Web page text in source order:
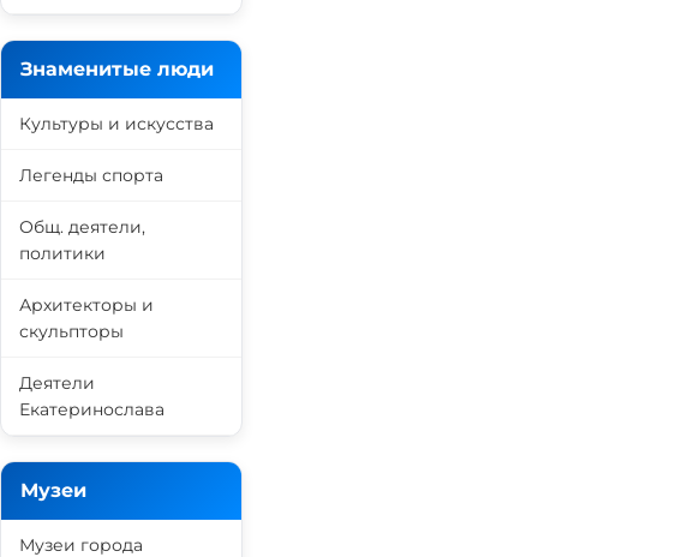
Знаменитые люди
Культуры и искусства
Легенды спорта
Общ. деятели,
политики
Архитекторы и
скульпторы
Деятели
Екатеринослава
Музеи
Музеи города